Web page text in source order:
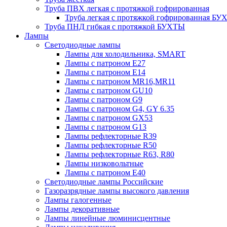
Труба ПВХ легкая с протяжкой гофрированная
Труба легкая с протяжкой гофрированная
Труба ПНД гибкая с протяжкой БУХТЫ
Лампы
Светодиодные лампы
Лампы для холодильника, SMART
Лампы с патроном E27
Лампы с патроном Е14
Лампы с патроном MR16,MR11
Лампы с патроном GU10
Лампы с патроном G9
Лампы с патроном G4, GY 6.35
Лампы с патроном GX53
Лампы с патроном G13
Лампы рефлекторные R39
Лампы рефлекторные R50
Лампы рефлекторные R63, R80
Лампы низковольтные
Лампы с патроном Е40
Светодиодные лампы Российские
Газоразрядные лампы высокого давления
Лампы галогенные
Лампы декоративные
Лампы линейные люминисцентные